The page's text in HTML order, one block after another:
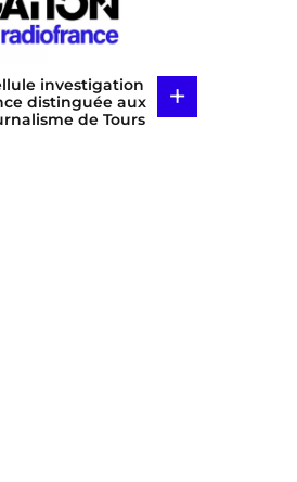
investigation
distinguée aux
de Tours
+